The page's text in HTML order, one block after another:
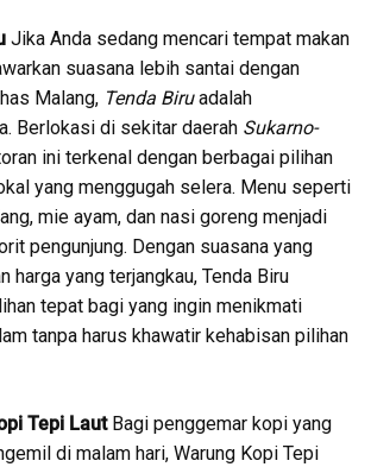
Jika Anda sedang mencari tempat makan
suasana lebih santai dengan
Malang, Tenda Biruadalah
Berlokasi di sekitar daerah Sukarno-
ini terkenal dengan berbagai pilihan
yang menggugah selera. Menu seperti
mie ayam, dan nasi goreng menjadi
pengunjung. Dengan suasana yang
harga yang terjangkau, Tenda Biru
tepat bagi yang ingin menikmati
tanpa harus khawatir kehabisan pilihan
Tepi LautBagi penggemar kopi yang
di malam hari, Warung Kopi Tepi